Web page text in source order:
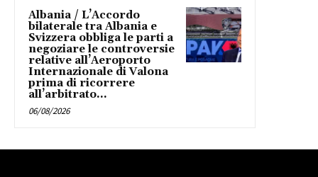
Albania / L’Accordo
bilaterale tra Albania e
Svizzera obbliga le parti a
negoziare le controversie
relative all’Aeroporto
Internazionale di Valona
prima di ricorrere
all’arbitrato...
06/08/2026